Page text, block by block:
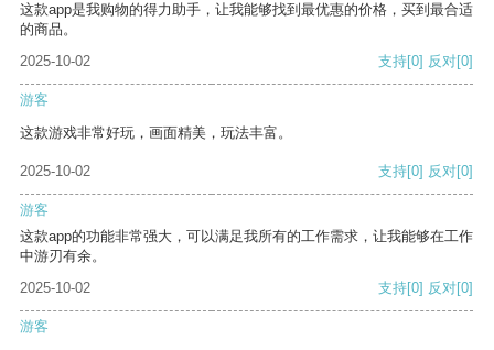
这款app是我购物的得力助手，让我能够找到最优惠的价格，买到最合适
的商品。
2025-10-02
支持[0] 反对[0]
游客
这款游戏非常好玩，画面精美，玩法丰富。
2025-10-02 支持[0] 反对[0]
游客
这款app的功能非常强大，可以满足我所有的工作需求，让我能够在工作
中游刃有余。
2025-10-02
支持[0] 反对[0]
游客